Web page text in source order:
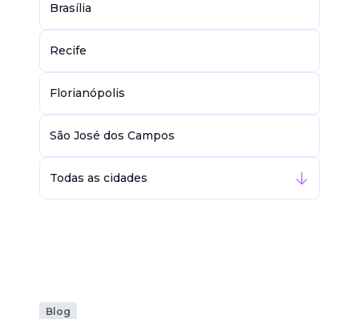
Brasília
Recife
Florianópolis
São José dos Campos
Todas as cidades
Blog